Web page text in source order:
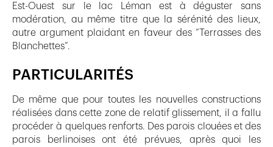
Est-Ouest sur le lac Léman est à déguster sans
modération, au même titre que la sérénité des lieux,
autre argument plaidant en faveur des “Terrasses des
Blanchettes”.
PARTICULARITÉS
De même que pour toutes les nouvelles constructions
réalisées dans cette zone de relatif glissement, il a fallu
procéder à quelques renforts. Des parois clouées et des
parois berlinoises ont été prévues, après quoi les